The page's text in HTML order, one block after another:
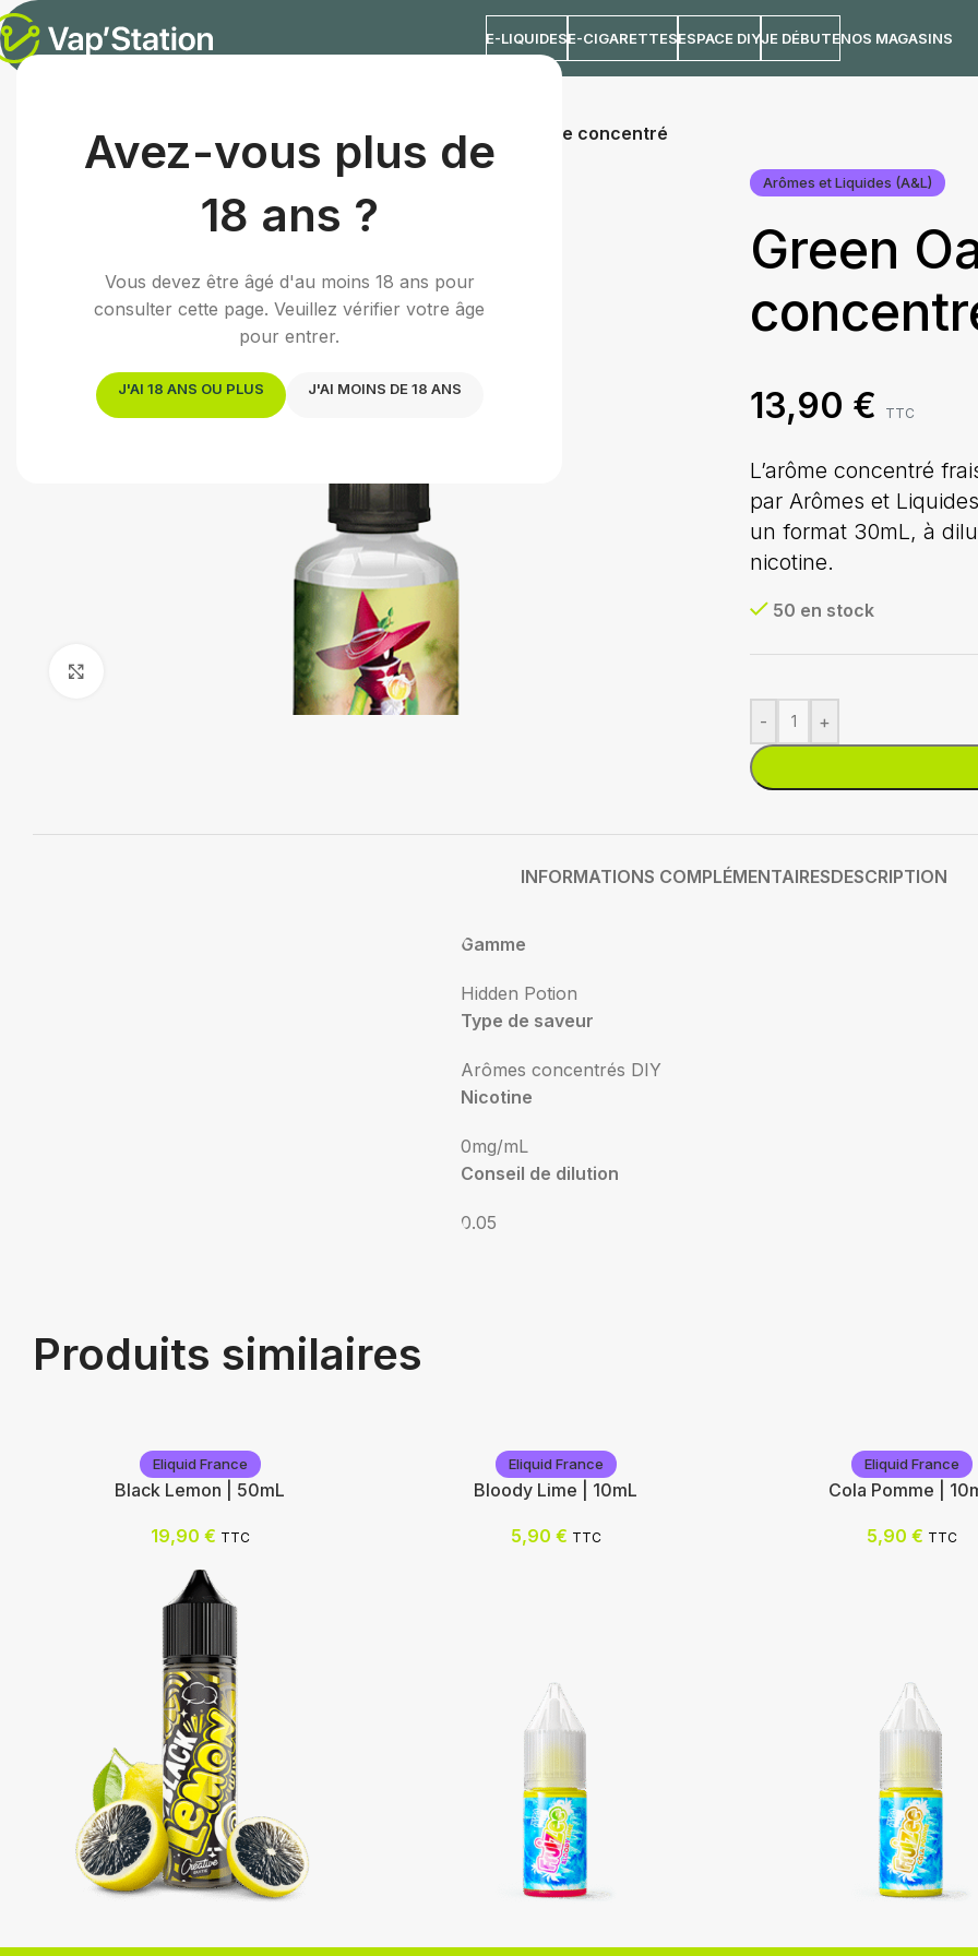
Avez-vous plus de
18 ans ?
Vous devez être âgé d'au moins 18 ans pour
consulter cette page. Veuillez vérifier votre âge
pour entrer.
J'AI 18 ANS OU PLUS J'AI MOINS DE 18 ANS
E-LIQUIDESE-CIGARETTESESPACE DIYJE DÉBUTENOS MAGASINS
/E-liquides Arômes concentrés DIY Green Oasis | Arôme concentré
Arômes et Liquides (A&L)
Green
13,90 € TTC
L’arôme concentré
par Arômes et
un format 30mL, à
nicotine.
50 en stock
- +
INFORMATIONS COMPLÉMENTAIRESDESCRIPTION
Gamme
Hidden Potion
Type de saveur
Arômes concentrés DIY
Nicotine
0mg/mL
Conseil de dilution
0.05
Produits similaires
Eliquid France
Black Lemon | 50mL
19,90 € TTC
Eliquid France
Bloody Lime | 10mL
5,90 € TTC
Eliquid France
Cola Pomme |
5,90 € TTC